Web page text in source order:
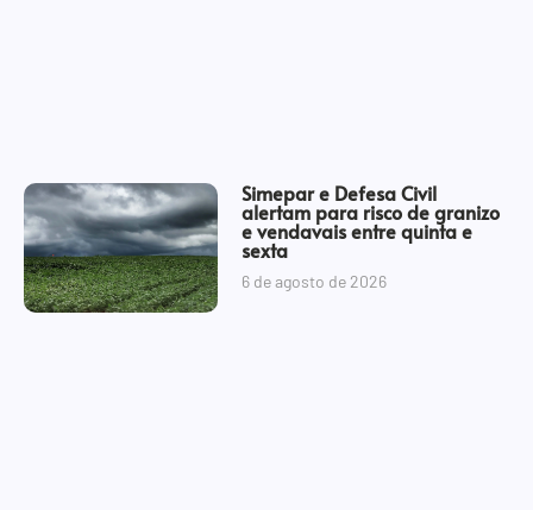
Simepar e Defesa Civil
alertam para risco de granizo
e vendavais entre quinta e
sexta
6 de agosto de 2026